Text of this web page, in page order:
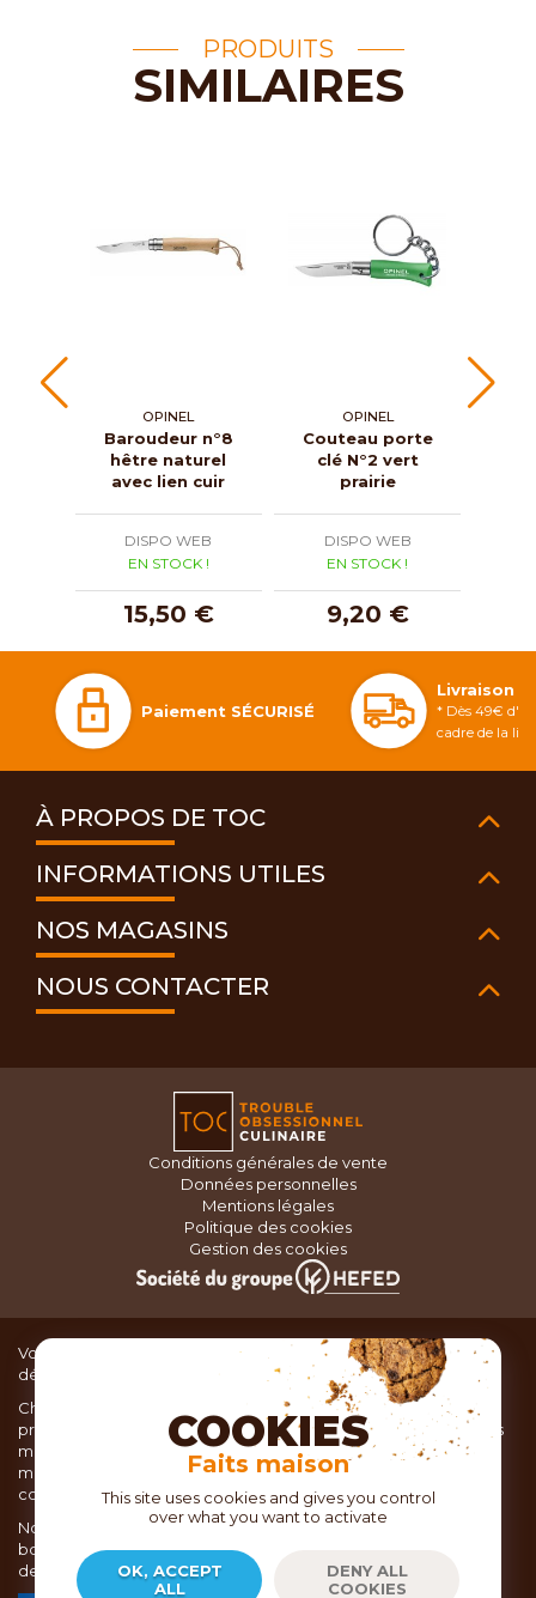
PRODUITS
SIMILAIRES
OPINEL
Baroudeur n°8
hêtre naturel
avec lien cuir
DISPO WEB
EN STOCK !
15,50 €
OPINEL
Couteau porte
clé N°2 vert
prairie
DISPO WEB
EN STOCK !
9,20 €
Paiement SÉCURISÉ
Livraison
* Dès 49€
cadre de la
À PROPOS DE TOC
INFORMATIONS UTILES
NOS MAGASINS
NOUS CONTACTER
Conditions générales de vente
Données personnelles
Mentions légales
Politique des cookies
Gestion des cookies
Vous recherchez du matériel de cuisine pour concocter de
délicieux plats ou des pâtisseries dignes d’un grand chef ?
Chez TOC, boutique d’ustensiles de cuisine, nous vous
proposons une large sélection de produits issus des meilleures
marques de matériel de cuisine: Ustensiles de pâtisserie,
matériel de cuisson, service de table, ustensiles de cuisine,
coutellerie, set picnic.
Nous vous réservons un accueil chaleureux au sein de nos 21
boutiques, mais vous trouverez également tout votre matériel
de cuisine en ligne sur notre site internet toc.fr
COOKIES
Faits maison
This site uses cookies and gives you control
over what you want to activate
OK, ACCEPT
ALL
DENY ALL
COOKIES